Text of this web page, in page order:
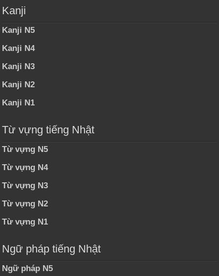
Kanji
Kanji N5
Kanji N4
Kanji N3
Kanji N2
Kanji N1
Từ vựng tiếng Nhật
Từ vựng N5
Từ vựng N4
Từ vựng N3
Từ vựng N2
Từ vựng N1
Ngữ pháp tiếng Nhật
Ngữ pháp N5